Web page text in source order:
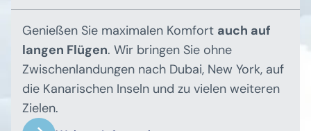
Genießen Sie maximalen Komfort auch auf
langen Flügen. Wir bringen Sie ohne
Zwischenlandungen nach Dubai, New York, auf
die Kanarischen Inseln und zu vielen weiteren
Zielen.